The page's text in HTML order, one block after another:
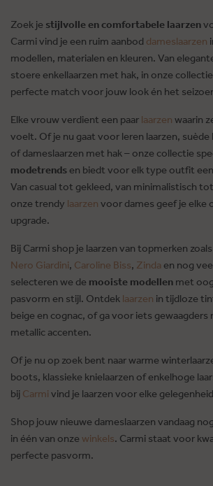
Zoek je stijlvolle en comfortabele laarzen
Carmi vind je een ruim aanbod dameslaarzen
modellen, materialen en kleuren. Van
stoere enkellaarzen met hak, in onze
perfecte match voor jouw look én het
Elke vrouw verdient een paar laarzen waarin
voelt. Of je nu gaat voor leren laarzen, suède
of dameslaarzen met hak – onze collectie
modetrends en biedt voor elk type outfit
Van casual tot gekleed, van minimalistisch
onze trendy laarzen voor dames geef je elke
upgrade.
Bij Carmi shop je laarzen van topmerken zoals
Nero Giardini, Caroline Biss, Zinda en nog
selecteren we de mooiste modellen met
pasvorm en stijl. Ontdek laarzen in tijdloze
beige en cognac, of ga voor iets
metallic accenten.
Of je nu op zoek bent naar warme
boots, klassieke knielaarzen of enkelhoge
bij Carmi vind je laarzen voor elke
Shop jouw nieuwe dameslaarzen vandaag
in één van onze winkels. Carmi staat voor
perfecte pasvorm.